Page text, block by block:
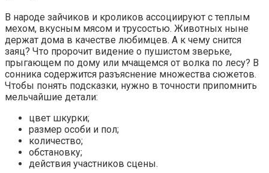
В народе зайчиков и кроликов ассоциируют с теплым
мехом, вкусным мясом и трусостью. Животных ныне
держат дома в качестве любимцев. А к чему снится
заяц? Что пророчит видение о пушистом зверьке,
прыгающем по дому или мчащемся от волка по лесу? В
сонника содержится разъяснение множества сюжетов.
Чтобы понять подсказки, нужно в точности припомнить
мельчайшие детали:
цвет шкурки;
размер особи и пол;
количество;
обстановку;
действия участников сцены.